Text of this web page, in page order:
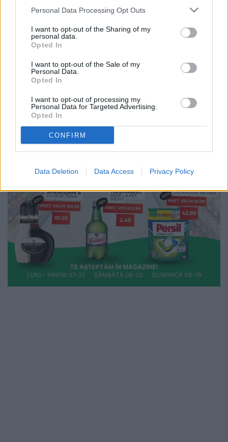
Personal Data Processing Opt Outs
I want to opt-out of the Sharing of my
personal data.
Opted In
I want to opt-out of the Sale of my
Personal Data.
Opted In
I want to opt-out of processing my
Personal Data for Targeted Advertising.
Opted In
CONFIRM
Data Deletion Data Access Privacy Policy